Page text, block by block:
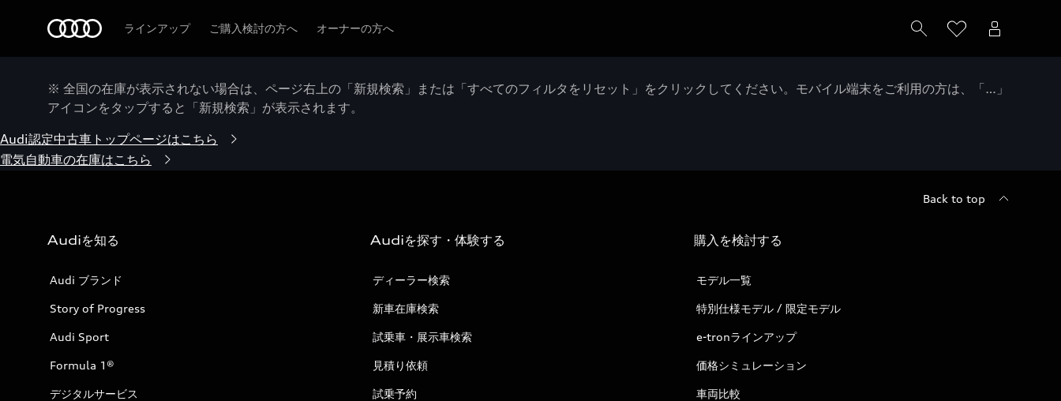
ラインアップ ご購入検討の方へ オーナーの方へ
※ 全国の在庫が表示されない場合は、ページ右上の「新規検索」または「すべてのフィルタをリセット」をクリックしてください。モバイル端末をご利用の方は、「…」
アイコンをタップすると「新規検索」が表示されます。
Audi認定中古車トップページはこちら
電気自動車の在庫はこちら
Back to top
Audiを知る
Audi ブランド
Story of Progress
Audi Sport
Formula 1®
デジタルサービス
Audiを探す・体験する
ディーラー検索
新車在庫検索
試乗車・展示車検索
見積り依頼
試乗予約
購入を検討する
モデル一覧
特別仕様モデル / 限定モデル
e-tronラインアップ
価格シミュレーション
車両比較